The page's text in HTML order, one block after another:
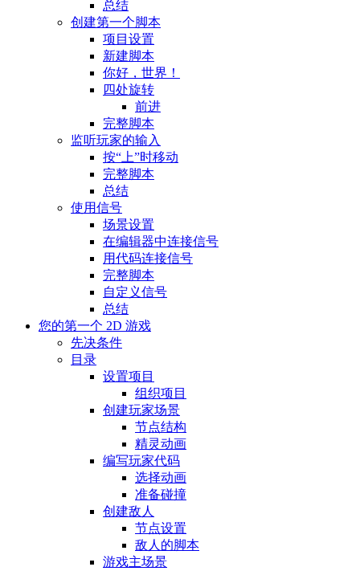
总结
创建第一个脚本
项目设置
新建脚本
你好，世界！
四处旋转
前进
完整脚本
监听玩家的输入
按“上”时移动
完整脚本
总结
使用信号
场景设置
在编辑器中连接信号
用代码连接信号
完整脚本
自定义信号
总结
您的第一个 2D 游戏
先决条件
目录
设置项目
组织项目
创建玩家场景
节点结构
精灵动画
编写玩家代码
选择动画
准备碰撞
创建敌人
节点设置
敌人的脚本
游戏主场景